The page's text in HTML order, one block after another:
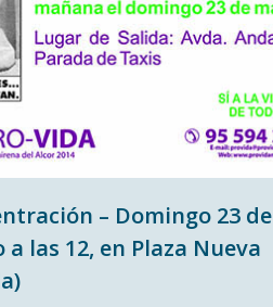
– Domingo 23 de
a las 12, en Plaza Nueva